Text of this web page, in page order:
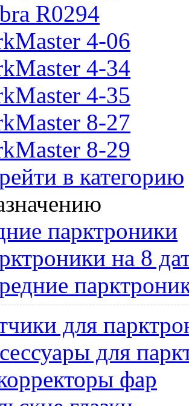
R0294
4-06
4-34
4-35
8-27
8-29
в категорию
парктроники
на 8
для
для
фар